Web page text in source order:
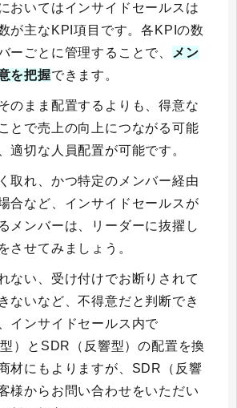
おいてはインサイドセールスは
が主なKPI項目です。各KPIの数
ーごとに管理することで、
メン
を把握できます。
のまま配置するよりも、得意な
とで売上の向上につながる可能
適切な人員配置が可能です。
取れ、かつ特定のメンバー経由
合など、インサイドセールスが
メンバーは、リーダーに抜擢し
させてみましょう。
ない、受け付けでお断りされて
ないなど、不得意だと判断でき
インサイドセールス内で
）とSDR（反響型）の配置を換
材にもよりますが、SDR（反響
様からお問い合わせをいただい